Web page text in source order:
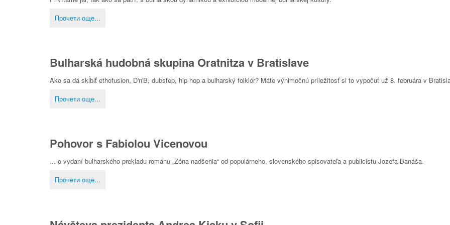
Прочети още...
Bulharská hudobná skupina Oratnitza v Bratislave
Ako sa dá skĺbiť ethofusion, D'n'B, dubstep, hip hop a bulharský folklór? Máte výnimočnú príležitosť si to vypočuť už 8. februára v
Прочети още...
Pohovor s Fabiolou Vicenovou
... o vydaní bulharského prekladu románu „Zóna nadšenia“ od populárneho, slovenského spisovateľa a publicistu Jozefa Banáša.
Прочети още...